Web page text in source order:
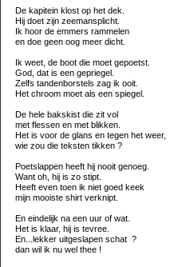
De kapitein klost op het dek.
Hij doet zijn zeemansplicht.
Ik hoor de emmers rammelen
en doe geen oog meer dicht.
Ik weet, de boot die moet gepoetst.
God, dat is een gepriegel.
Zelfs tandenborstels zag ik ooit.
Het chroom moet als een spiegel.
De hele bakskist die zit vol
met flessen en met blikken.
Het is voor de glans en tegen het weer,
wie zou die teksten tikken ?
Poetslappen heeft hij nooit genoeg.
Want oh, hij is zo stipt.
Heeft even toen ik niet goed keek
mijn mooiste shirt verknipt.
En eindelijk na een uur of wat.
Het is klaar, hij is tevree.
En...lekker uitgeslapen schat ?
dan wil ik nu wel thee !